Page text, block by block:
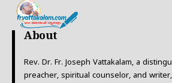
About
Rev. Dr. Fr. Joseph Vattakalam, a
preacher, spiritual counselor, and